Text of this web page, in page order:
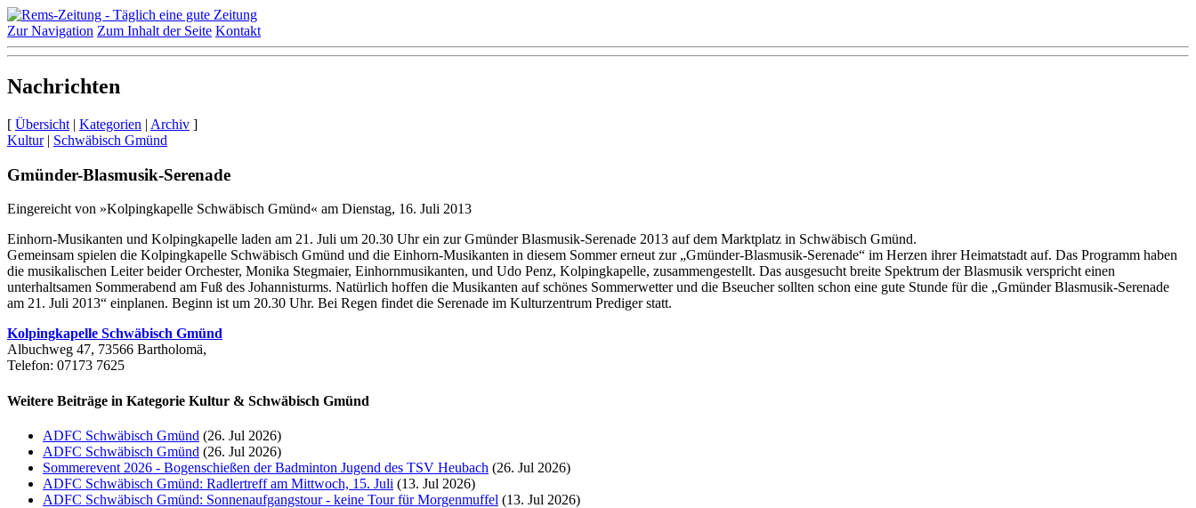
Zur Navigation Zum Inhalt der Seite Kontakt
Nachrichten
[ Übersicht | Kategorien | Archiv ]
Kultur | Schwäbisch Gmünd
Gmünder-​Blasmusik-​Serenade
Eingereicht von »Kolpingkapelle Schwäbisch Gmünd« am Dienstag, 16. Juli 2013
Einhorn-​Musikanten und Kolpingkapelle laden am 21 . Juli um 20.30 Uhr ein zur Gmünder Blasmusik-​Serenade 2013 auf dem Marktplatz in Schwäbisch Gmünd.
Gemeinsam spielen die Kolpingkapelle Schwäbisch Gmünd und die Einhorn-​Musikanten in diesem Sommer erneut zur „Gmünder-​Blasmusik-​Serenade“ im Herzen ihrer Heimatstadt auf. Das Programm haben
die musikalischen Leiter beider Orchester, Monika Stegmaier, Einhornmusikanten, und Udo Penz, Kolpingkapelle, zusammengestellt. Das ausgesucht breite Spektrum der Blasmusik verspricht einen
unterhaltsamen Sommerabend am Fuß des Johannisturms. Natürlich hoffen die Musikanten auf schönes Sommerwetter und die Bseucher sollten schon eine gute Stunde für die „Gmünder Blasmusik-​Serenade
am 21 . Juli 2013“ einplanen. Beginn ist um 20.30 Uhr. Bei Regen findet die Serenade im Kulturzentrum Prediger statt.
Kolpingkapelle Schwäbisch Gmünd
Albuchweg 47, 73566 Bartholomä,
Telefon: 07173 7625
Weitere Beiträge in Kategorie Kultur & Schwäbisch Gmünd
ADFC Schwäbisch Gmünd (26. Jul 2026)
ADFC Schwäbisch Gmünd (26. Jul 2026)
Sommerevent 2026 - Bogenschießen der Badminton Jugend des TSV Heubach (26. Jul 2026)
ADFC Schwäbisch Gmünd: Radlertreff am Mittwoch, 15. Juli (13. Jul 2026)
ADFC Schwäbisch Gmünd: Sonnenaufgangstour - keine Tour für Morgenmuffel (13. Jul 2026)